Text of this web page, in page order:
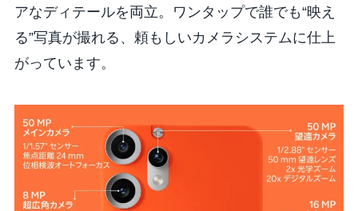
アなディテールを両立。ワンタップで誰でも“映え
る”写真が撮れる、頼もしいカメラシステムに仕上
がっています。